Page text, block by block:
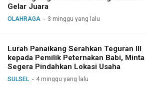
Gelar Juara
OLAHRAGA 3 minggu yang lalu
Lurah Panaikang Serahkan Teguran III
kepada Pemilik Peternakan Babi, Minta
Segera Pindahkan Lokasi Usaha
SULSEL 4 minggu yang lalu